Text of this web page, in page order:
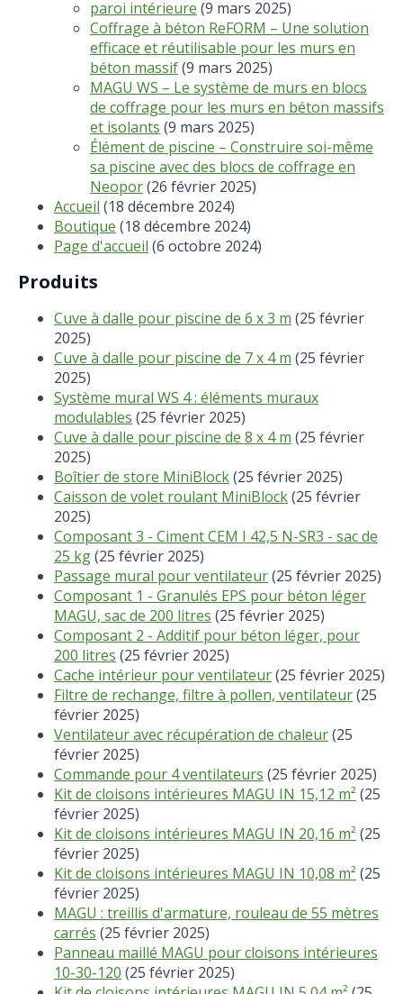
paroi intérieure (9 mars 2025)
Coffrage à béton ReFORM – Une solution
efficace et réutilisable pour les murs en
béton massif(9 mars 2025)
MAGU WS – Le système de murs en blocs
de coffrage pour les murs en béton massifs
et isolants (9 mars 2025)
Élément de piscine – Construire soi-même
sa piscine avec des blocs de coffrage en
Neopor(26 février 2025)
Accueil (18 décembre 2024)
Boutique (18 décembre 2024)
Page d'accueil (6 octobre 2024)
Produits
Cuve à dalle pour piscine de 6 x 3 m (25 février
2025)
Cuve à dalle pour piscine de 7 x 4 m (25 février
2025)
Système mural WS 4 : éléments muraux
modulables (25 février 2025)
Cuve à dalle pour piscine de 8 x 4 m (25 février
2025)
Boîtier de store MiniBlock(25 février 2025)
Caisson de volet roulant MiniBlock(25 février
2025)
Composant 3 - Ciment CEM I 42,5 N-SR3 - sac de
25 kg(25 février 2025)
Passage mural pour ventilateur(25 février 2025)
Composant 1 - Granulés EPS pour béton léger
MAGU, sac de 200 litres (25 février 2025)
Composant 2 - Additif pour béton léger, pour
200 litres (25 février 2025)
Cache intérieur pour ventilateur(25 février 2025)
Filtre de rechange, filtre à pollen, ventilateur(25
février 2025)
Ventilateur avec récupération de chaleur(25
février 2025)
Commande pour 4 ventilateurs (25 février 2025)
Kit de cloisons intérieures MAGU IN 15,12 m² (25
février 2025)
Kit de cloisons intérieures MAGU IN 20,16 m² (25
février 2025)
Kit de cloisons intérieures MAGU IN 10,08 m² (25
février 2025)
MAGU : treillis d'armature, rouleau de 55 mètres
carrés (25 février 2025)
Panneau maillé MAGU pour cloisons intérieures
10-30-120 (25 février 2025)